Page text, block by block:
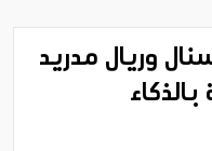
وريال مدريد